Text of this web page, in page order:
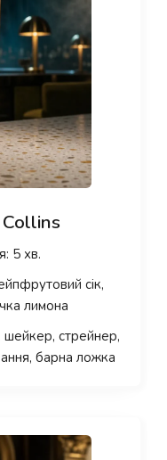
5 хв.
сік,
лимона
шейкер, стрейнер,
барна ложка